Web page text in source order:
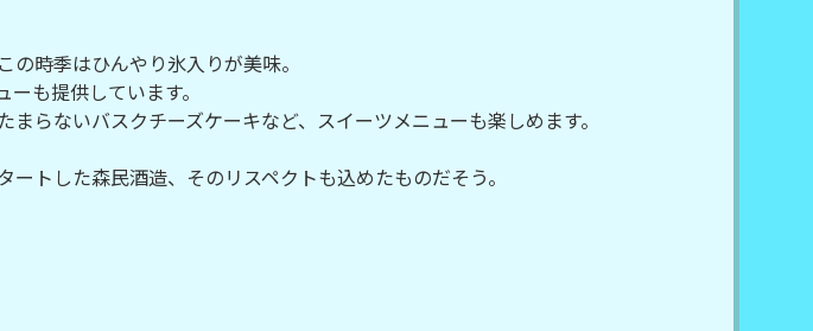
時季はひんやり氷入りが美味。
も提供しています。
らないバスクチーズケーキなど、スイーツメニューも楽しめます。
トした森民酒造、そのリスペクトも込めたものだそう。